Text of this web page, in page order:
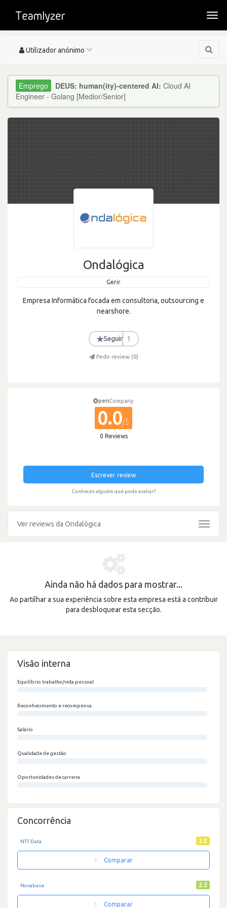
Toggle
Utilizador anónimo
DEUS: human(ity)-centered AI: Cloud AI
Engineer - Golang [Medior/Senior]
Ondalógica
Gerir
Empresa Informática focada em consultoria, outsourcing e
nearshore.
★Seguir 1
Pedir review (0)
penCompany
0.0/5
0 Reviews
Escrever review
Conheces alguém que pode avaliar?
Ver reviews da Ondalógica
Toggle
Ainda não há dados para mostrar...
Ao partilhar a sua experiência sobre esta empresa está a contribuir
para desbloquear esta secção.
Visão interna
Equilíbrio trabalho/vida pessoal
Reconhecimento e recompensa
Salário
Qualidade de gestão
Oportunidades de carreira
Concorrência
NTT Data 2.3
Comparar
Novabase 2.5
Comparar